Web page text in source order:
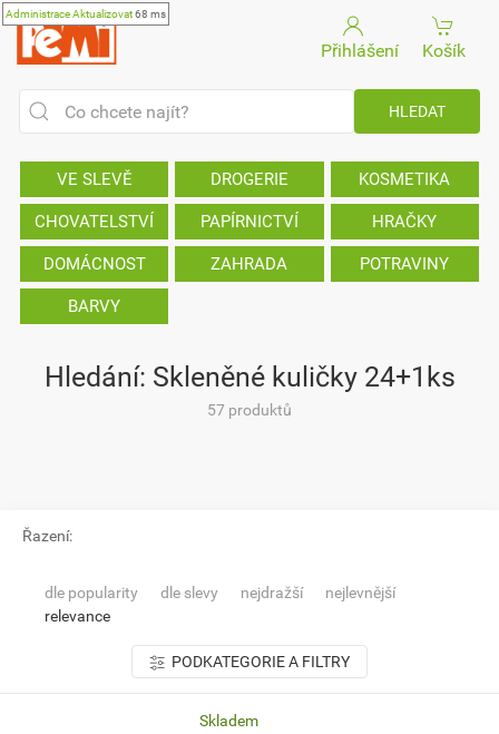
AdministraceAktualizovat68 ms
Přihlášení Košík
VE SLEVĚ DROGERIE KOSMETIKA
CHOVATELSTVÍ PAPÍRNICTVÍ HRAČKY
DOMÁCNOST ZAHRADA POTRAVINY
BARVY
Hledání: Skleněné kuličky 24+1ks
57 produktů
Řazení:
dle popularity dle slevy nejdražší
nejlevnější
relevance
PODKATEGORIE A FILTRY
Skladem